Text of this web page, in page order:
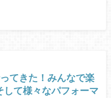
てきた！みんなで楽
して様々なパフォーマ